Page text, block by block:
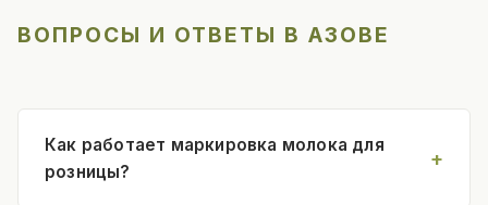
ВОПРОСЫ И ОТВЕТЫ В АЗОВЕ
Как работает маркировка молока для
розницы?